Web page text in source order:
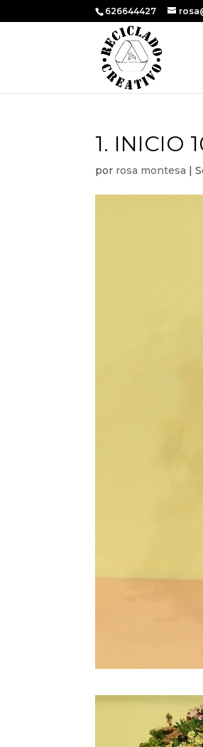
626644427
1. INICIO
por rosa montesa |